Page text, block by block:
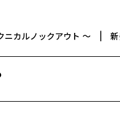
ニカルノックアウト ～ | 新